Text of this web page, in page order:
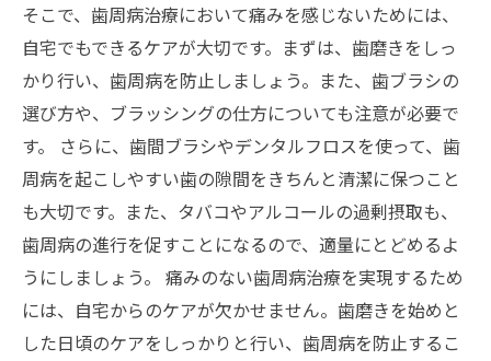
そこで、歯周病治療において痛みを感じないためには、
自宅でもできるケアが大切です。まずは、歯磨きをしっ
かり行い、歯周病を防止しましょう。また、歯ブラシの
選び方や、ブラッシングの仕方についても注意が必要で
す。 さらに、歯間ブラシやデンタルフロスを使って、歯
周病を起こしやすい歯の隙間をきちんと清潔に保つこと
も大切です。また、タバコやアルコールの過剰摂取も、
歯周病の進行を促すことになるので、適量にとどめるよ
うにしましょう。 痛みのない歯周病治療を実現するため
には、自宅からのケアが欠かせません。歯磨きを始めと
した日頃のケアをしっかりと行い、歯周病を防止するこ